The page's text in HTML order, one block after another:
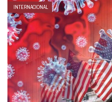
INTERNACIONAL